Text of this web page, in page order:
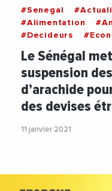
#Senegal
#Alimentation
#Decideurs
Le Sénégal
suspension
d’arachide
des devises
11 janvier 2021